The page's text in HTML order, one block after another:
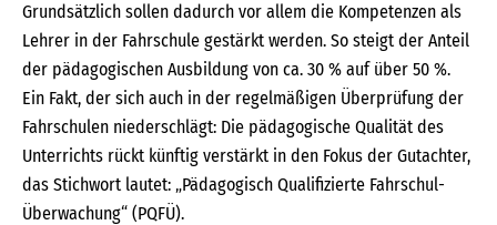
Grundsätzlich sollen dadurch vor allem die Kompetenzen als
Lehrer in der Fahrschule gestärkt werden. So steigt der Anteil
der pädagogischen Ausbildung von ca. 30 % auf über 50 %.
Ein Fakt, der sich auch in der regelmäßigen Überprüfung der
Fahrschulen niederschlägt: Die pädagogische Qualität des
Unterrichts rückt künftig verstärkt in den Fokus der Gutachter,
das Stichwort lautet: „Pädagogisch Qualifizierte Fahrschul-
Überwachung“ (PQFÜ).